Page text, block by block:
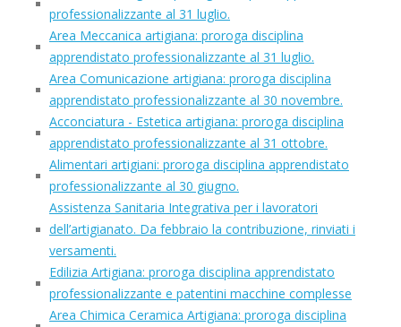
professionalizzante al 31 luglio.
Area Meccanica artigiana: proroga disciplina
apprendistato professionalizzante al 31 luglio.
Area Comunicazione artigiana: proroga disciplina
apprendistato professionalizzante al 30 novembre.
Acconciatura - Estetica artigiana: proroga disciplina
apprendistato professionalizzante al 31 ottobre.
Alimentari artigiani: proroga disciplina apprendistato
professionalizzante al 30 giugno.
Assistenza Sanitaria Integrativa per i lavoratori
dell’artigianato. Da febbraio la contribuzione, rinviati i
versamenti.
Edilizia Artigiana: proroga disciplina apprendistato
professionalizzante e patentini macchine complesse
Area Chimica Ceramica Artigiana: proroga disciplina